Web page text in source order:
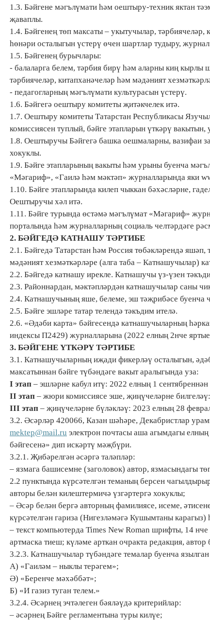
1.3. Бәйгене мәгълүмати һәм оештыру-техник яктан
җаваплы.
1.4. Бәйгенең төп максаты – укытучылар,
һөнәри осталыгын үстерү өчен шартлар тудыру,
1.5. Бәйгенең бурычлары:
- балаларга белем, тәрбия бирү һәм аларны киң кырлы
тәрбиячеләр, китапханәчеләр һәм мәдәният
- педагогларның мәгълүмати культурасын үстерү.
1.6. Бәйгегә оештыру комитеты җитәкчелек итә.
1.7. Оештыру комитеты Татарстан Республикасы
комиссиясен туплый, бәйге этапларын үткәрү
1.8. Оештыручы Бәйгегә башка оешмаларны, вазифаи
хокуклы.
1.9. Бәйге этапларының вакыты һәм урыны буенча
«Мәгариф», «Гаилә һәм мәктәп» журналларында яки
1.10. Бәйге этапларында килеп чыккан бәхәсләрне,
Оештыручы хәл итә.
1.11. Бәйге турында өстәмә мәгълүмат «Мәгариф»
порталында һәм журналларның социаль челтәрдәге
2. БӘЙГЕДӘ КАТНАШУ ТӘРТИБЕ
2.1. Бәйгедә Татарстан һәм Россия төбәкләрендә
мәдәният хезмәткәрләре (алга таба – Катнашучылар)
2.2. Бәйгедә катнашу ирекле. Катнашучы үз-үзен
2.3. Районнардан, мәктәпләрдән катнашучылар саны
2.4. Катнашучының яше, белеме, эш тәҗрибәсе буенча
2.5. Бәйге эшләре татар телендә тәкъдим ителә.
2.6. «Әдәби карта» бәйгесендә катнашучыларның
индексы П2429) журналларына (2022 елның 2нче
3. БӘЙГЕНЕ ҮТКӘРҮ ТӘРТИБЕ
3.1. Катнашучыларның иҗади фикерләү осталыгын,
максатыннан бәйге түбәндәге вакыт аралыгында уза:
I этап – эшләрне кабул итү: 2022 елның 1
II этап – жюри комиссиясе эше, җиңүчеләрне
III этап – җиңүчеләрне бүләкләү: 2023 елның 28
3.2. Әсәрләр 420066, Казан шәһәре, Декабристлар
mektep@mail.ru электрон почтасы аша агымдагы
бәйгесенә» дип искәртү мәҗбүри.
3.2.1. Җибәрелгән әсәргә таләпләр:
– язмага башисемне (заголовок) автор, язмасындагы
2.2 пунктында күрсәтелгән теманың берсен
авторы белән килештермичә үзгәртергә хокуклы;
– Әсәр белән бергә авторның фамилиясе, исеме,
күрсәтелгән гариза (Нигезләмәгә Кушымтаны
– текст компьютерда Times New Roman шрифты, 14
артмаска тиеш; күләме арткан очракта редакция,
3.2.3. Катнашучылар түбәндәге темалар буенча
А) «Гаиләм – ныклы терәгем»;
Ә) «Беренче мәхәббәт»;
Б) «И газиз туган телем.»
3.2.4. Әсәрнең эчтәлеген бәяләүдә критерийлар:
– әсәрнең Бәйге регламентына туры килүе;